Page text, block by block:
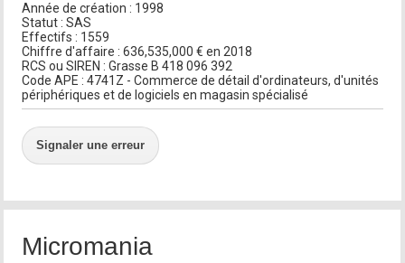
Année de création : 1998
Statut : SAS
Effectifs : 1559
Chiffre d'affaire : 636,535,000 € en 2018
RCS ou SIREN : Grasse B 418 096 392
Code APE : 4741Z - Commerce de détail d'ordinateurs, d'unités
périphériques et de logiciels en magasin spécialisé
Signaler une erreur
Micromania